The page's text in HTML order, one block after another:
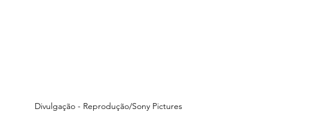
Divulgação - Reprodução/Sony Pictures